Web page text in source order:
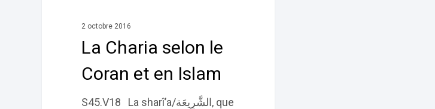
2 octobre 2016
La Charia selon le
Coran et en Islam
S45.V18 La sharî’a/الشَّرِيعَة, que